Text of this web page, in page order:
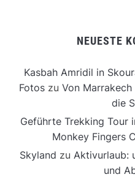
NEUESTE
Kasbah Amridil in
Fotoszu Von
die
Geführte Trekking Tour
Monkey Fingers
Skyland zu Aktivurlaub:
und